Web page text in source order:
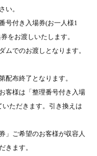
い。
号付き入場券(お一人様1
をお渡しいたします。
ムでのお渡しとなります。
配布終了となります。
客様は「整理番号付き入場
ただきます。引き換えは
」ご希望のお客様が収容人
きます。